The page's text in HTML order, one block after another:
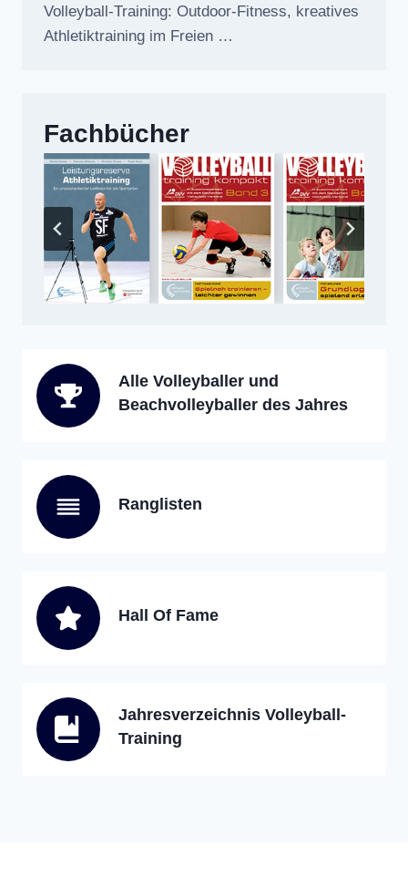
Volleyball-Training: Outdoor-Fitness, kreatives
Athletiktraining im Freien …
Fachbücher
Alle Volleyballer und
Beachvolleyballer des Jahres
Ranglisten
Hall Of Fame
Jahresverzeichnis Volleyball-
Training